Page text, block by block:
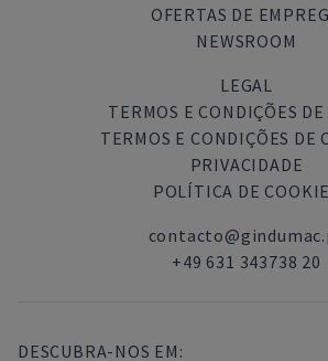
OFERTAS DE
NEWSROOM
LEGAL
TERMOS E CONDIÇÕES
TERMOS E CONDIÇÕES DE
PRIVACIDADE
POLÍTICA DE
+49 631 343738 20
DESCUBRA-NOS EM: